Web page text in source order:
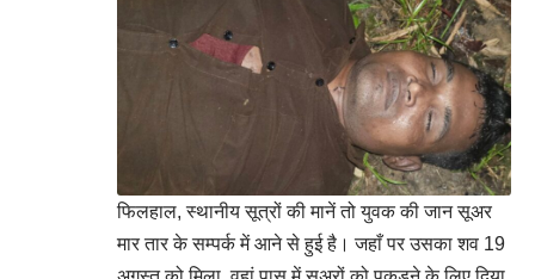
फिलहाल, स्थानीय सूत्रों की मानें तो युवक की जान सूअर
मार तार के सम्पर्क में आने से हुई है। जहाँ पर उसका शव 19